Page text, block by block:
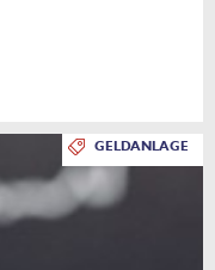
GELDANLAGE